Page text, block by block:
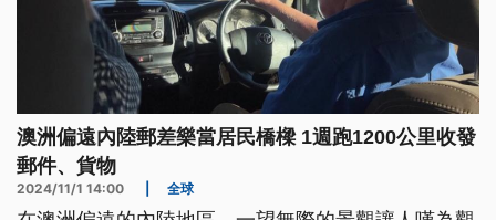
澳洲偏遠內陸郵差樂當居民橋樑 1週跑1200公里收發
郵件、貨物
2024/11/1 14:00 全球